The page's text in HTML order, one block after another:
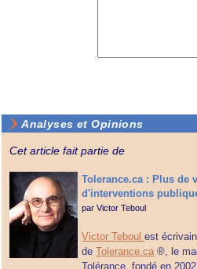
Analyses et Opinions
Cet article fait partie de
Tolerance.ca : Plus de
d'interventions
parVictor Teboul
Victor Teboulest
deTolerance.ca ®, le
Tolérance, fondé en